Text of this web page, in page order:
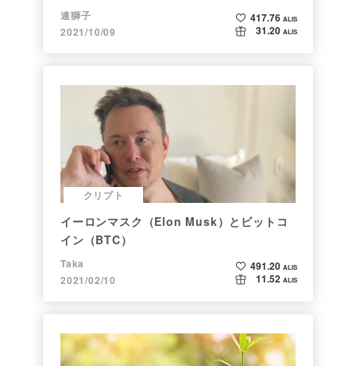
連獅子
2021/10/09
417.76 ALIS
31.20 ALIS
クリプト
イーロンマスク（Elon Musk）とビットコ
イン（BTC）
Taka
2021/02/10
491.20 ALIS
11.52 ALIS